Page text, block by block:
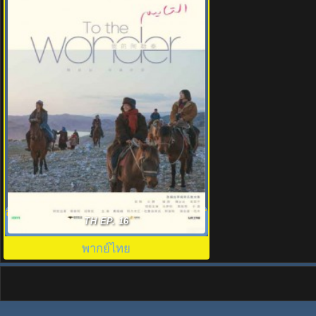
สู่แดนฝัน อาเล่อไท่ (2024) To the Wonder
พากย์ไทย EP.1-8
TH EP. 16
พากย์ไทย